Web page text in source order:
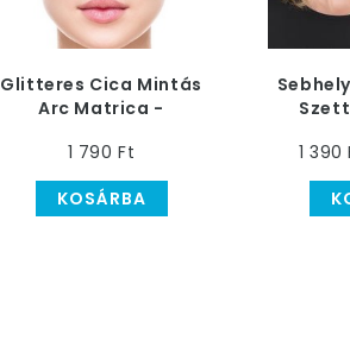
Glitteres Cica Mintás
Arc Matrica -
1 790 Ft
KOSÁRBA
1 390